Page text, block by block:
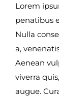
Lorem
penatibus
Nulla
a,
Aenean
viverra
augue.